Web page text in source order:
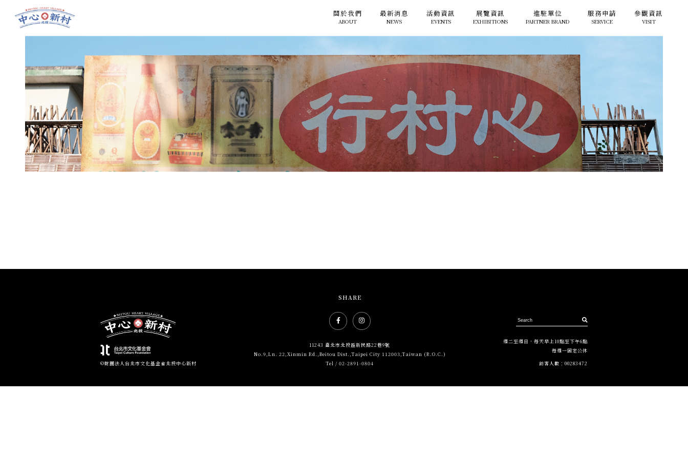
關於我們
ABOUT
最新消息
NEWS
活動資訊
EVENTS
展覽資訊
EXHIBITIONS
進駐單位
PARTNER BRAND
服務申請
SERVICE
參觀資訊
VISIT
©財團法人台北市文化基金會北投中心新村
SHARE
Facebook社群網站icon
Instagram社群網站icon
11243 臺北市北投區新民路22巷9號
No.9,Ln. 22,Xinmin Rd.,Beitou Dist.,Taipei City 112003,Taiwan (R.O.C.)
Tel / 02-2891-0804
週二至週日，每天早上10點至下午6點
每週一固定公休
訪客人數： 00283472